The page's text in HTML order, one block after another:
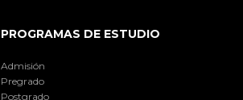
PROGRAMAS DE ESTUDIO
Admisión
Pregrado
Postgrado